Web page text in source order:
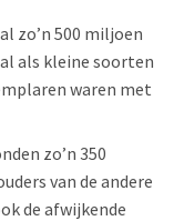
zo’n 500 miljoen
als kleine soorten
waren met
zo’n 350
van de andere
de afwijkende